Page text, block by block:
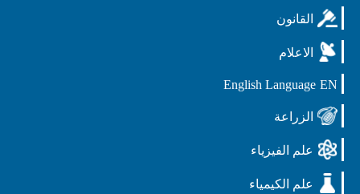
القانون
الاعلام
EN
English Language
الزراعة
علم الفيزياء
علم الكيمياء